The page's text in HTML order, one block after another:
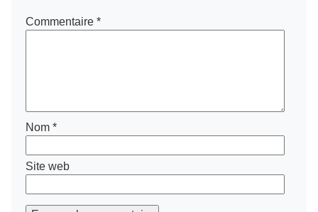
Commentaire *
Nom *
Site web